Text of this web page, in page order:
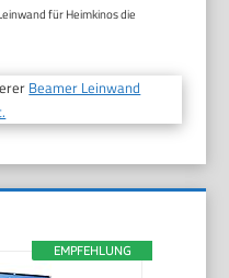
für Heimkinos die
Beamer Leinwand
EMPFEHLUNG